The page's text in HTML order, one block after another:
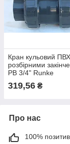
Кран кульовий
розбірними
РВ 3/4" Runke
319,56 ₴
Про нас
100%